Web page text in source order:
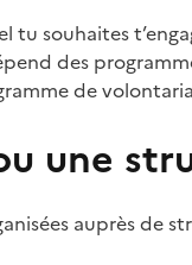
tu souhaites
des
de
une
auprès de